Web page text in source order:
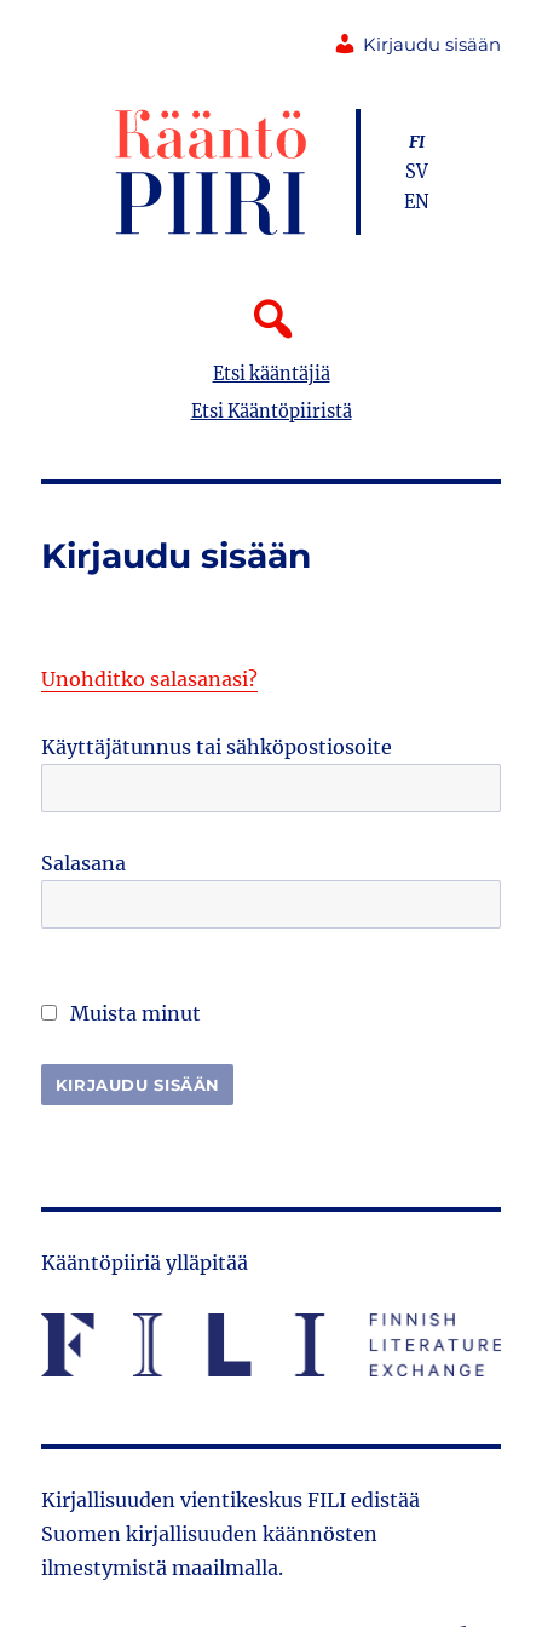
Kirjaudu sisään
Etsi kääntäjiä
Etsi Kääntöpiiristä
FI
SV
EN
Kirjaudu sisään
Unohditko salasanasi?
Käyttäjätunnus tai sähköpostiosoite
Salasana
Muista minut
Kääntöpiiriä ylläpitää
Kirjallisuuden vientikeskus FILI edistää
Suomen kirjallisuuden käännösten
ilmestymistä maailmalla.